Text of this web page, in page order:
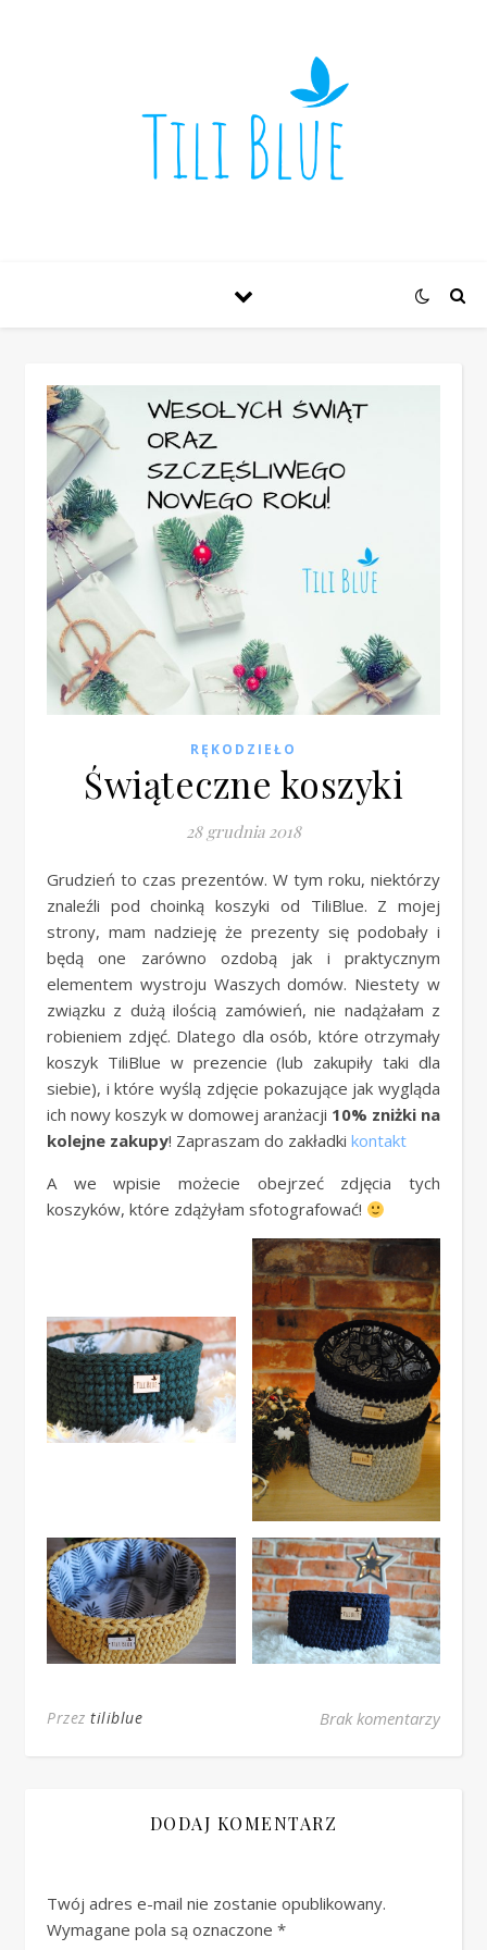
RĘKODZIEŁO
Świąteczne koszyki
28 grudnia 2018
Grudzień to czas prezentów. W tym roku, niektórzy
znaleźli pod choinką koszyki od TiliBlue. Z mojej
strony, mam nadzieję że prezenty się podobały i
będą one zarówno ozdobą jak i praktycznym
elementem wystroju Waszych domów. Niestety w
związku z dużą ilością zamówień, nie nadążałam z
robieniem zdjęć. Dlatego dla osób, które otrzymały
koszyk TiliBlue w prezencie (lub zakupiły taki dla
siebie), i które wyślą zdjęcie pokazujące jak wygląda
ich nowy koszyk w domowej aranżacji 10% zniżki na
kolejne zakupy! Zapraszam do zakładki kontakt
A we wpisie możecie obejrzeć zdjęcia tych
koszyków, które zdążyłam sfotografować!
Przez tiliblue Brak komentarzy
DODAJ KOMENTARZ
Twój adres e-mail nie zostanie opublikowany.
Wymagane pola są oznaczone *